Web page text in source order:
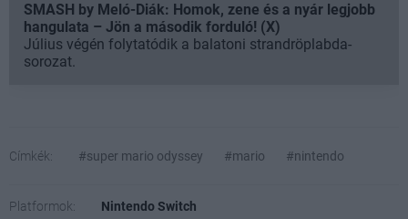
SMASH by Meló-Diák: Homok, zene és a nyár legjobb
hangulata – Jön a második forduló! (X)
Július végén folytatódik a balatoni strandröplabda-
sorozat.
Címkék: #super mario odyssey #mario #nintendo
Platformok: Nintendo Switch